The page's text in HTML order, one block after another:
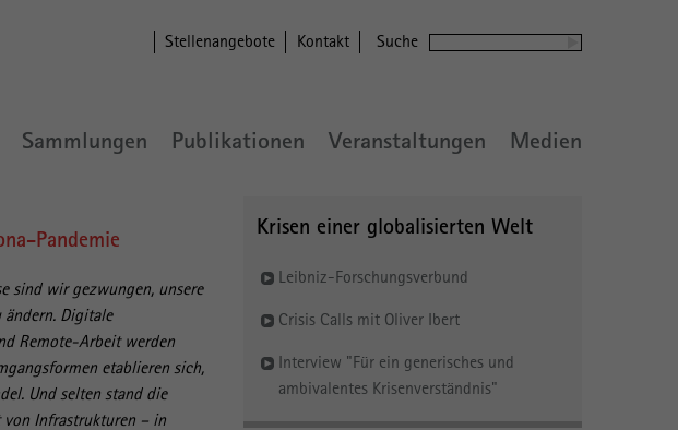
Stellenangebote Kontakt Suche
Sammlungen Publikationen Veranstaltungen Medien
Pandemie
sind wir gezwungen, unsere
Digitale
Remote-Arbeit werden
etablieren sich,
Und selten stand die
Infrastrukturen – in
Krisen einer globalisierten Welt
Leibniz-Forschungsverbund
Crisis Calls mit Oliver Ibert
Interview "Für ein generisches und
ambivalentes Krisenverständnis"